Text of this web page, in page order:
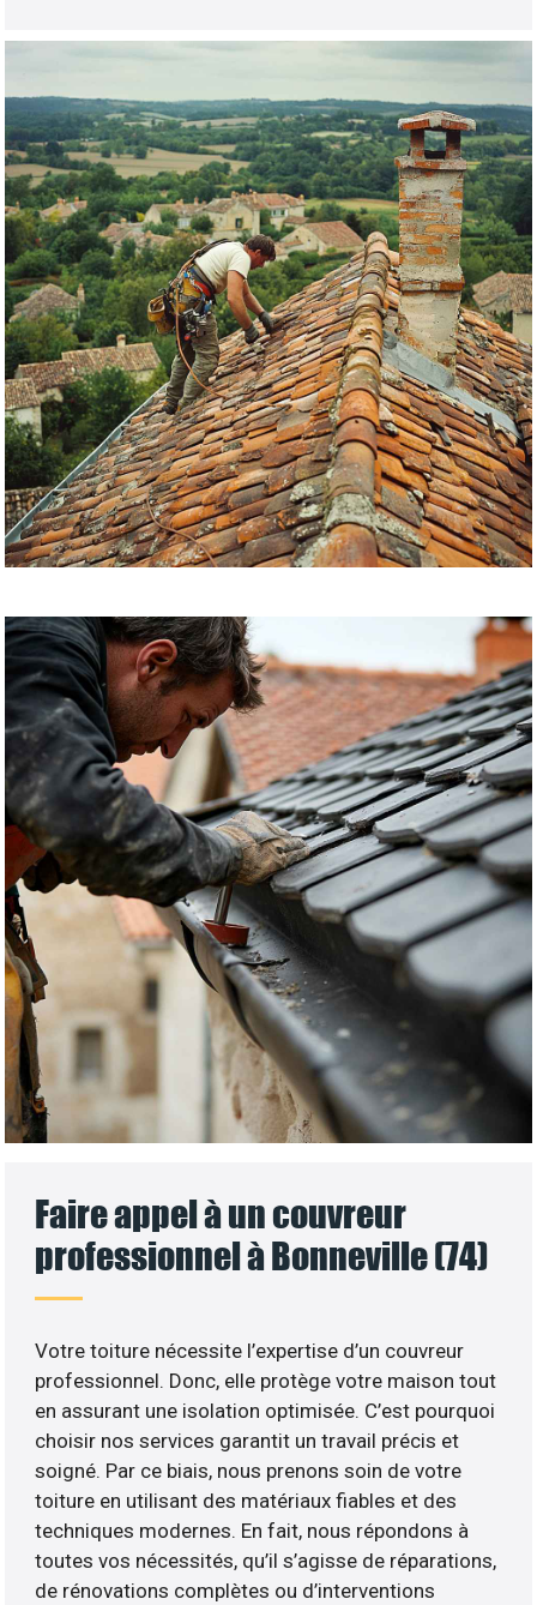
Faire appel à un couvreur
professionnel à Bonneville (74)
Votre toiture nécessite l’expertise d’un couvreur
professionnel. Donc, elle protège votre maison tout
en assurant une isolation optimisée. C’est pourquoi
choisir nos services garantit un travail précis et
soigné. Par ce biais, nous prenons soin de votre
toiture en utilisant des matériaux fiables et des
techniques modernes. En fait, nous répondons à
toutes vos nécessités, qu’il s’agisse de réparations,
de rénovations complètes ou d’interventions